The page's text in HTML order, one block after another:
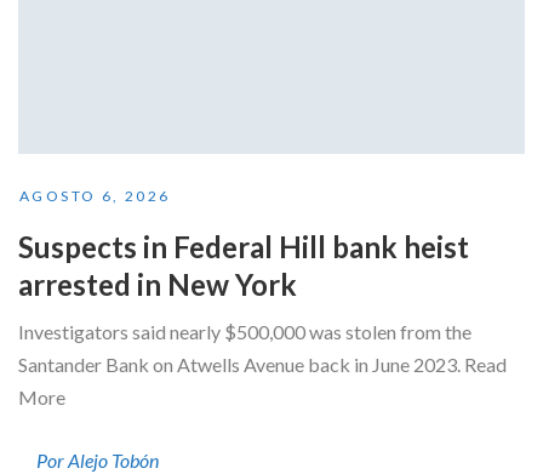
AGOSTO 6, 2026
Suspects in Federal Hill bank heist
arrested in New York
Investigators said nearly $500,000 was stolen from the
Santander Bank on Atwells Avenue back in June 2023. Read
More
Por Alejo Tobón